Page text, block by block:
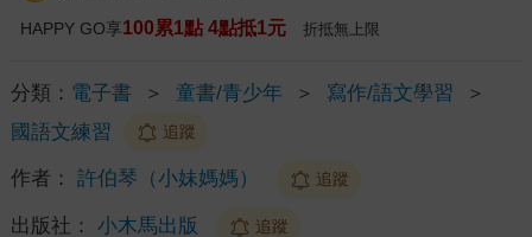
HAPPY GO享100累1點 4點抵1元 折抵無上限
分類： 電子書 ＞ 童書/青少年 ＞ 寫作/語文學習
＞
國語文練習
追蹤
作者： 許伯琴（小妹媽媽） 追蹤
出版社： 小木馬出版 追蹤